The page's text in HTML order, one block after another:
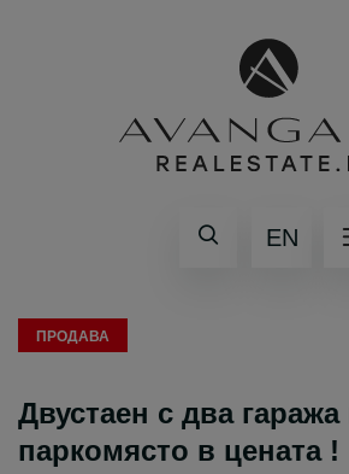
EN
ПРОДАВА
Двустаен с два
паркомясто в цената !